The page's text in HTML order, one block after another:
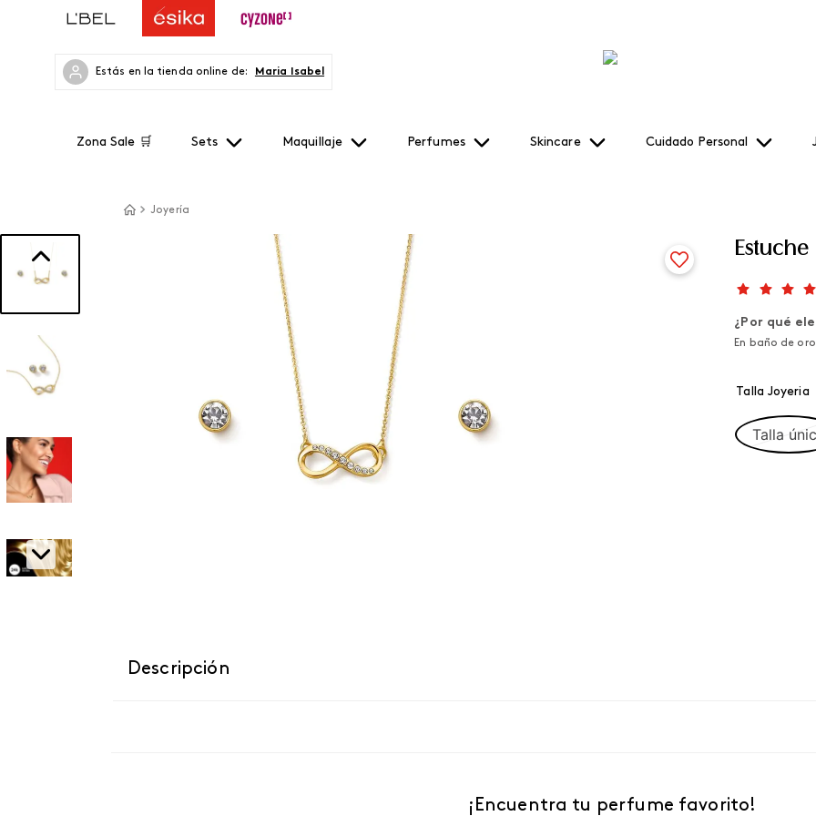
Estás en la tienda online de: Maria Isabel
Zona Sale 🛒 Sets Maquillaje Perfumes Skincare Cuidado Personal
Joyería
¿Por qué
En baño de
Talla Joyeria
Talla
Descripción
¡Encuentra tu perfume favorito!